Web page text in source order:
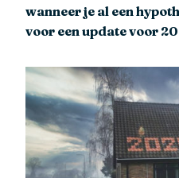
wanneer je al een
voor een update voor